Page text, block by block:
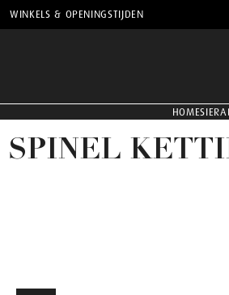
WINKELS & OPENINGSTIJDEN
HOME
SPINEL